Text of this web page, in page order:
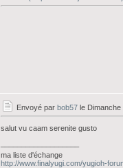
Envoyé par bob57 le
salut vu caam serenite gusto
ma liste d'échange
http://www.finalyugi.com/yugioh-